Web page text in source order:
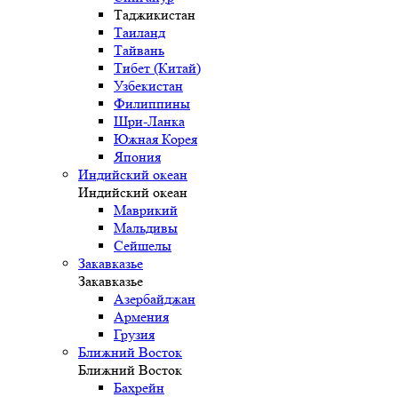
Таджикистан
Таиланд
Тайвань
Тибет (Китай)
Узбекистан
Филиппины
Шри-Ланка
Южная Корея
Япония
Индийский океан
Индийский океан
Маврикий
Мальдивы
Сейшелы
Закавказье
Закавказье
Азербайджан
Армения
Грузия
Ближний Восток
Ближний Восток
Бахрейн